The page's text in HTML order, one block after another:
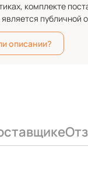
комплекте
публичной
описании?